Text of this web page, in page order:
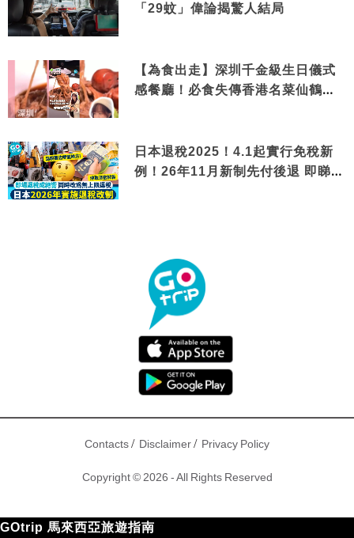
「29蚊」偉論揭驚人結局
【為食出走】深圳千金級生日儀式
感餐廳！必食失傳香港名菜仙鶴神
日本退稅2025！4.1起實行免稅新
例！26年11月新制先付後退 即睇步
Contacts/ Disclaimer/ Privacy Policy
Copyright © 2026 - All Rights Reserved
GOtrip 馬來西亞旅遊指南